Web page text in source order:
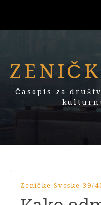
Časopis za
Zeničke Sveske 39/